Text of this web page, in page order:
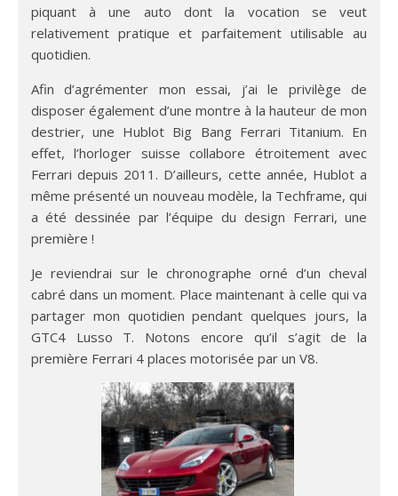
piquant à une auto dont la vocation se veut
relativement pratique et parfaitement utilisable au
quotidien.
Afin d’agrémenter mon essai, j’ai le privilège de
disposer également d’une montre à la hauteur de mon
destrier, une Hublot Big Bang Ferrari Titanium. En
effet, l’horloger suisse collabore étroitement avec
Ferrari depuis 2011. D’ailleurs, cette année, Hublot a
même présenté un nouveau modèle, la Techframe, qui
a été dessinée par l’équipe du design Ferrari, une
première !
Je reviendrai sur le chronographe orné d’un cheval
cabré dans un moment. Place maintenant à celle qui va
partager mon quotidien pendant quelques jours, la
GTC4 Lusso T. Notons encore qu’il s’agit de la
première Ferrari 4 places motorisée par un V8.